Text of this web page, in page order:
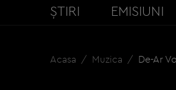
ȘTIRI EMISIUNI
Acasa Muzica De-Ar